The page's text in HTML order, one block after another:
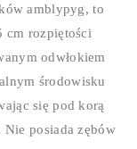
amblypyg, to
cm rozpiętości
odwłokiem
środowisku
się pod korą
posiada zębów